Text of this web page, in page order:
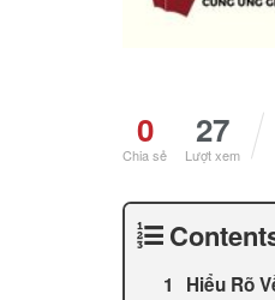
0
Chia sẻ
27
Lượt xem
Hiểu Rõ